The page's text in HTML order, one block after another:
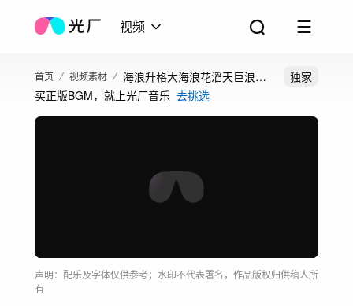
视频
首页 视频素材
海浪升格大海浪花滔天巨浪大
海海浪浪花合集
独家
买正版BGM，就上光厂音乐 去挑选
声明：配乐及字体仅供参考；水印不代表署名，作品版权归供稿人所
有